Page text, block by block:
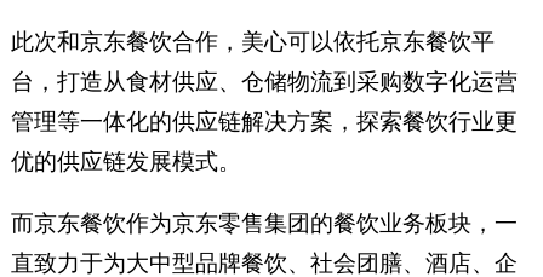
此次和京东餐饮合作，美心可以依托京东餐饮平
台，打造从食材供应、仓储物流到采购数字化运营
管理等一体化的供应链解决方案，探索餐饮行业更
优的供应链发展模式。
而京东餐饮作为京东零售集团的餐饮业务板块，一
直致力于为大中型品牌餐饮、社会团膳、酒店、企